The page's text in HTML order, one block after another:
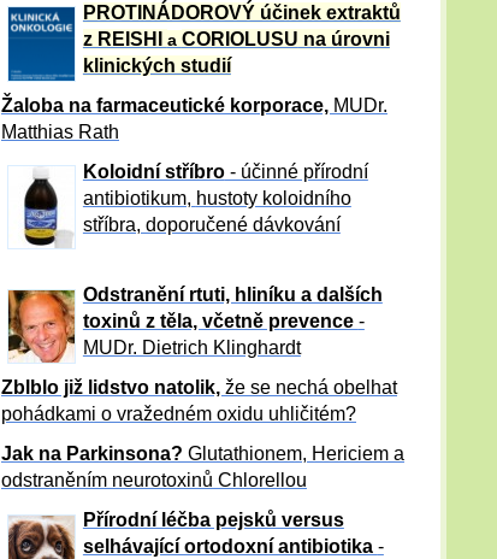
PROTINÁDOROVÝ účinek extraktů
z REISHI a CORIOLUSU na úrovni
klinických studií
Žaloba na farmaceutické korporace, MUDr.
Matthias Rath
Koloidní stříbro- účinné přírodní
antibiotikum, hustoty koloidního
stříbra, doporučené dávkování
Odstranění rtuti, hliníku a dalších
toxinů z těla, včetně prevence -
MUDr. Dietrich Klinghardt
Zblblo již lidstvo natolik, že se nechá obelhat
pohádkami o vražedném oxidu uhličitém?
Jak na Parkinsona? Glutathionem, Hericiem a
odstraněním neurotoxinů Chlorellou
Přírodní léčba pejsků versus
selhávající ortodoxní antibiotika -